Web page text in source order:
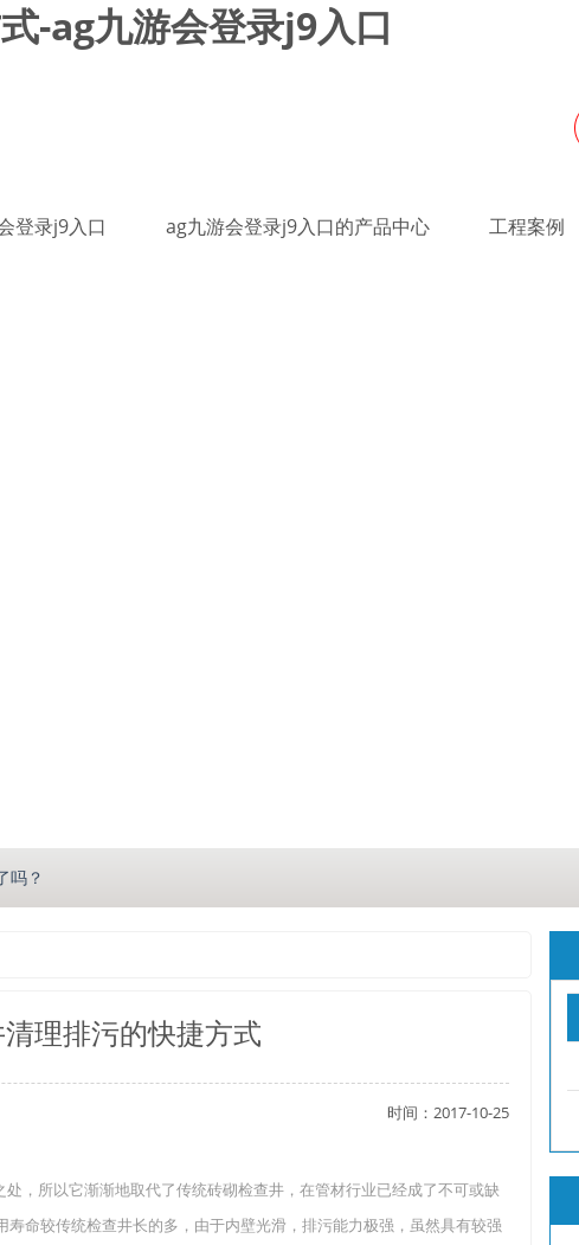
-ag九游会登录j9入口
登录j9入口 ag九游会登录j9入口的产品中心 工程案例
吗？
的这几点原因你都记住了吗？
了吗？
理排污的快捷方式
时间：2017-10-25
，所以它渐渐地取代了传统砖砌检查井，在管材行业已经成了不可或缺
命较传统检查井长的多，由于内壁光滑，排污能力极强，虽然具有较强